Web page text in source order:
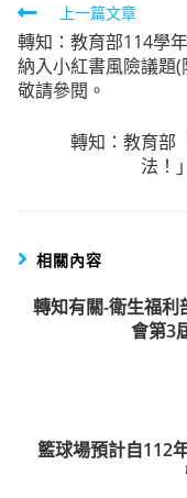
Read
more
articles
上一篇文章
轉知：教育部114學
納入小紅書風險議題
敬請參閱。
轉知：教育部
法！
相關內容
轉知有關-衛生福利
會第3
籃球場預計自112